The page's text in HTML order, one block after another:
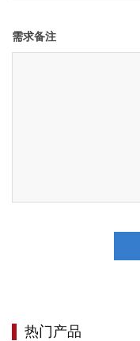
需求备注
热门产品